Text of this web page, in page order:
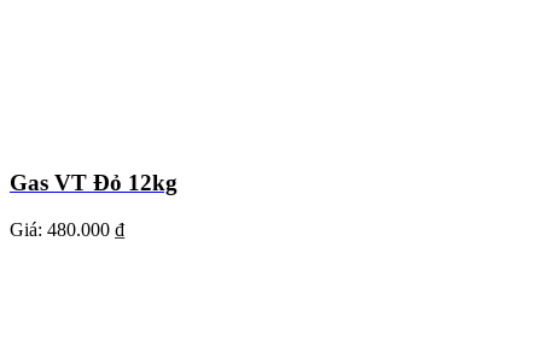
Gas VT Đỏ 12kg
Giá: 480.000 ₫